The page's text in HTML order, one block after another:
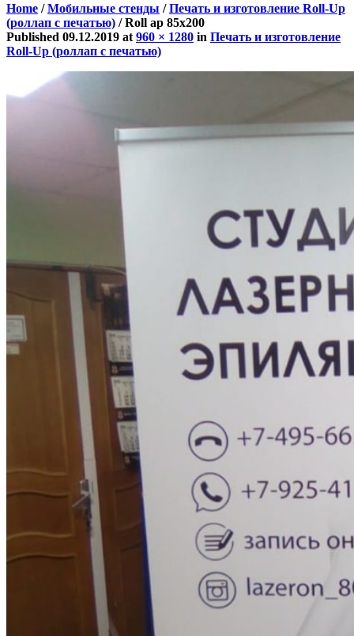
Home /Мобильные стенды /Печать и изготовление Roll-Up
(роллап с печатью) /Roll ap 85х200
Published 09.12.2019 at 960 × 1280 in Печать и изготовление
Roll-Up (роллап с печатью)